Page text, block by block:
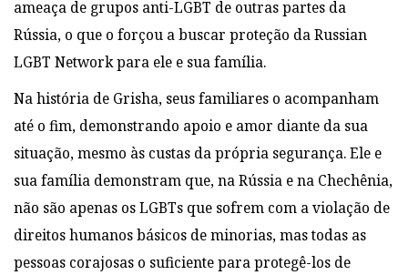
ameaça de grupos anti-LGBT de outras partes da
Rússia, o que o forçou a buscar proteção da Russian
LGBT Network para ele e sua família.
Nahistória de Grisha, seus familiares o acompanham
até o fim, demonstrando apoio e amor diante da sua
situação, mesmo às custas da própria segurança. Ele e
sua família demonstram que, na Rússia e na Chechênia,
não são apenas os LGBTs que sofrem com a violação de
direitos humanos básicos de minorias, mas todas as
pessoas corajosas o suficiente para protegê-los de